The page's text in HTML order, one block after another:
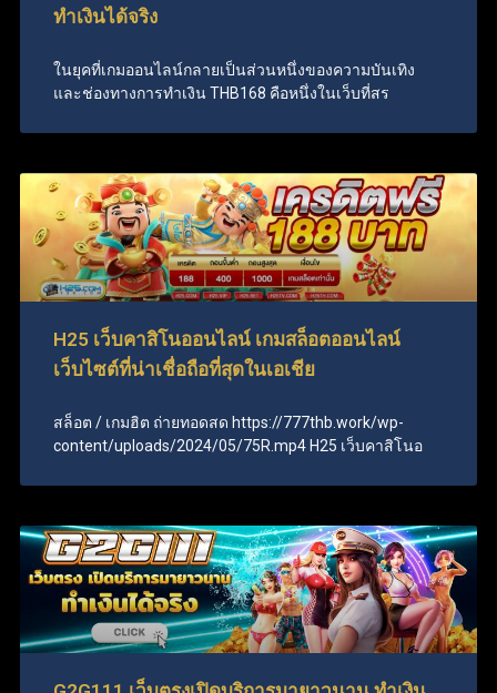
ทำเงินได้จริง
ในยุคที่เกมออนไลน์กลายเป็นส่วนหนึ่งของความบันเทิง
และช่องทางการทำเงิน THB168 คือหนึ่งในเว็บที่สร
H25 เว็บคาสิโนออนไลน์ เกมสล็อตออนไลน์
เว็บไซต์ที่น่าเชื่อถือที่สุดในเอเชีย
สล็อต / เกมฮิต ถ่ายทอดสด https://777thb.work/wp-
content/uploads/2024/05/75R.mp4 H25 เว็บคาสิโนอ